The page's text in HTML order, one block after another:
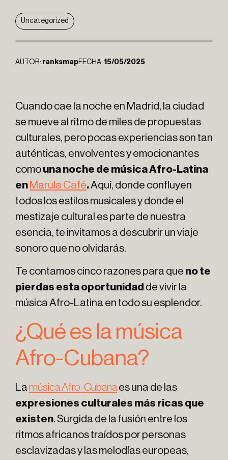
Uncategorized
AUTOR: ranksmapFECHA: 15/05/2025
Cuando cae la noche en Madrid, la ciudad
se mueve al ritmo de miles de propuestas
culturales, pero pocas experiencias son tan
auténticas, envolventes y emocionantes
comouna noche de música Afro-Latina
en Marula Café.Aquí, donde confluyen
todos los estilos musicales y donde el
mestizaje cultural es parte de nuestra
esencia, te invitamos a descubrir un viaje
sonoro que no olvidarás.
Te contamos cinco razones para que no te
pierdas esta oportunidad de vivir la
música Afro-Latina en todo su esplendor.
¿Qué es la música
Afro-Cubana?
Lamúsica Afro-Cubanaes una de las
expresiones culturales más ricas que
existen. Surgida de la fusión entre los
ritmos africanos traídos por personas
esclavizadas y las melodías europeas,